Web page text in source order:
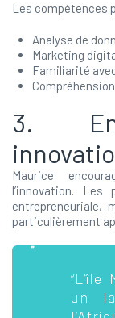
Les compétences
Analyse de
Marketing
Familiarité
3.
Maurice
l’innovation. Les
entrepreneuriale,
particulièrement
un